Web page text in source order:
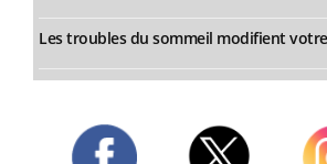
Les troubles du sommeil modifient